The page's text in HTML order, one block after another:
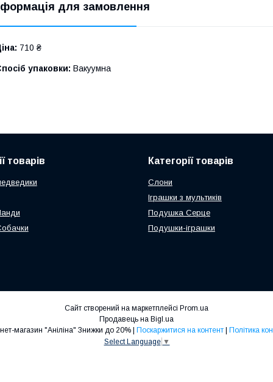
для замовлення
710 ₴
упаковки: Вакуумна
товарів Категорії товарів
Слони
Іграшки з мультиків
Подушка Серце
Подушки-іграшки
Сайт створений на маркетплейсі Prom.ua
Продавець на Bigl.ua
Поскаржитися на контент
Політика
Select Language ▼